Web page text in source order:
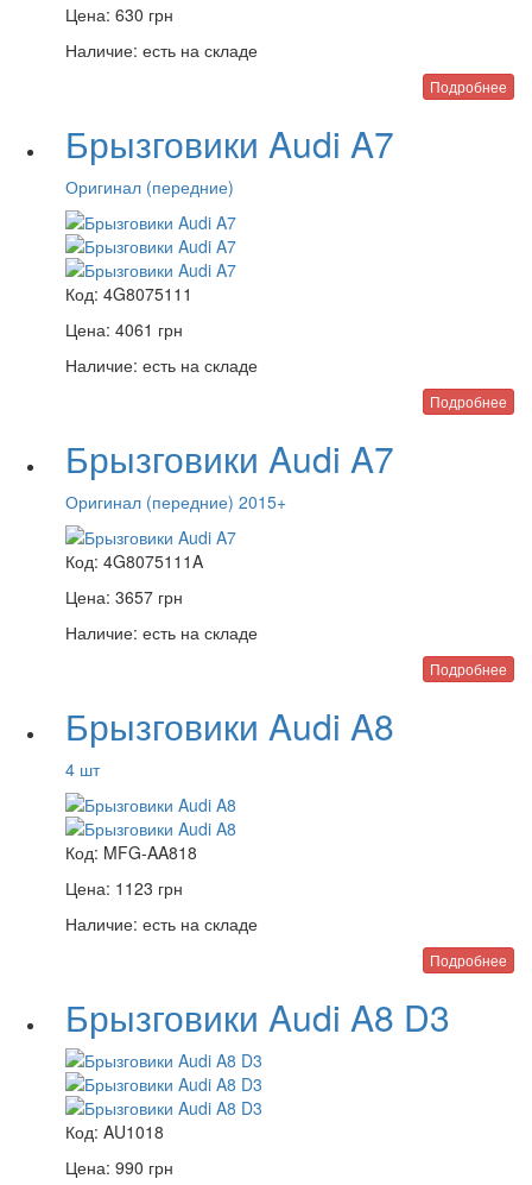
Цена: 630 грн
Наличие: есть на складе
Подробнее
Брызговики Audi A7
Оригинал (передние)
Код: 4G8075111
Цена: 4061 грн
Наличие: есть на складе
Подробнее
Брызговики Audi A7
Оригинал (передние) 2015+
Код: 4G8075111A
Цена: 3657 грн
Наличие: есть на складе
Подробнее
Брызговики Audi A8
4 шт
Код: MFG-AA818
Цена: 1123 грн
Наличие: есть на складе
Подробнее
Брызговики Audi A8 D3
Код: AU1018
Цена: 990 грн